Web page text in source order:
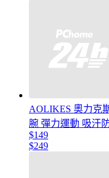
AOLIKES 奧力克
腕 彈力運動 吸汗
$149
$249